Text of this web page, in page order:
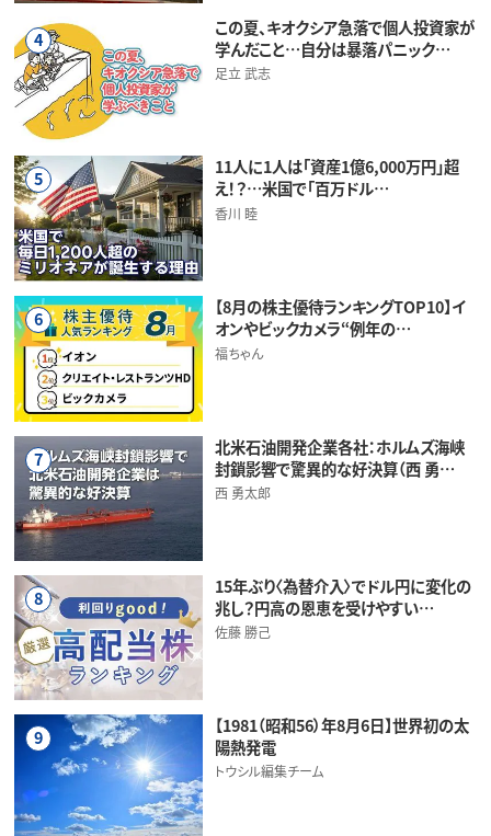
4
この夏、キオクシア急落で個人投資家が
学んだこと…自分は暴落パニック…
足立 武志
5
11人に1人は「資産1億6,000万円」超
え！？…米国で「百万ドル…
香川 睦
6
【8月の株主優待ランキングTOP10】イ
オンやビックカメラ“例年の…
福ちゃん
7
北米石油開発企業各社：ホルムズ海峡
封鎖影響で驚異的な好決算（西 勇…
西 勇太郎
8
15年ぶり〈為替介入〉でドル円に変化の
兆し？円高の恩恵を受けやすい…
佐藤 勝己
9
【1981（昭和56）年8月6日】世界初の太
陽熱発電
トウシル編集チーム